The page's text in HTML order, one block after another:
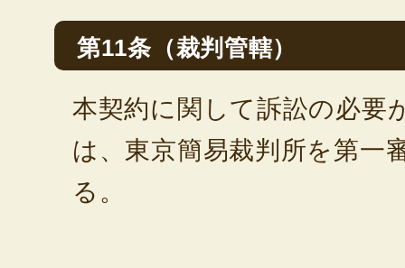
第11条（裁判管轄）
本契約に関して訴訟の必要
は、東京簡易裁判所を第一
る。